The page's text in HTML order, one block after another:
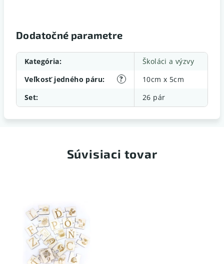
Dodatočné parametre
Kategória:
Školáci a výzvy
?
Veľkosť jedného páru:
10cm x 5cm
Set: 26 pár
Súvisiaci tovar